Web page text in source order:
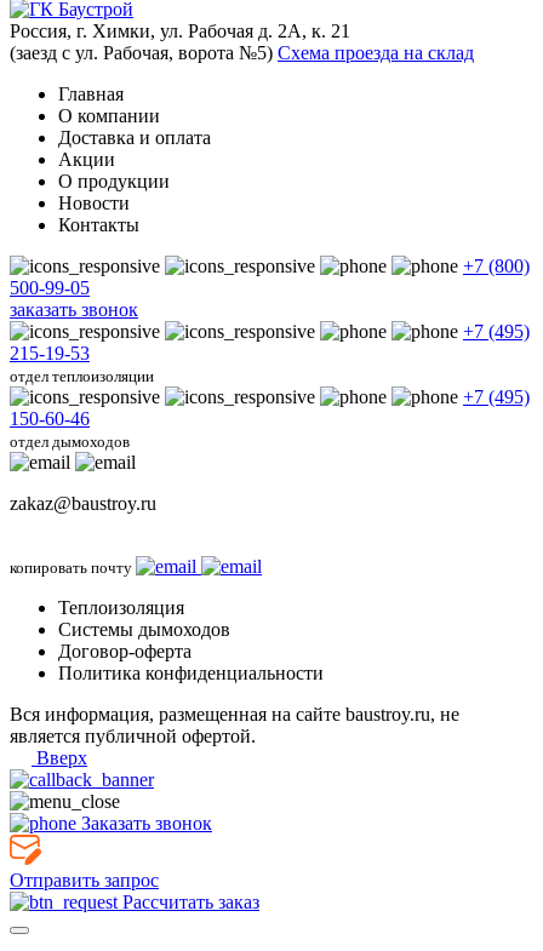
Россия, г. Химки, ул. Рабочая д. 2А, к. 21
(заезд с ул. Рабочая, ворота №5) Схема проезда на склад
Главная
О компании
Доставка и оплата
Акции
О продукции
Новости
Контакты
+7 (800)
500-99-05
заказать звонок
+7 (495)
215-19-53
отдел теплоизоляции
+7 (495)
150-60-46
отдел дымоходов
zakaz@baustroy.ru
копировать почту
Теплоизоляция
Системы дымоходов
Договор-оферта
Политика конфиденциальности
Вся информация, размещенная на сайте baustroy.ru, не
является публичной офертой.
Вверх
Заказать звонок
Отправить запрос
Рассчитать заказ